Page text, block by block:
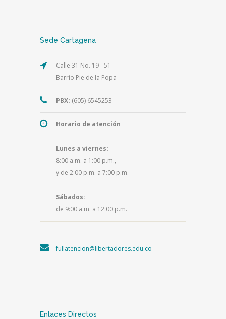
Sede Cartagena
Calle 31 No. 19 - 51
Barrio Pie de la Popa
PBX: (605) 6545253
Horario de atención
Lunes a viernes:
8:00 a.m. a 1:00 p.m.,
y de 2:00 p.m. a 7:00 p.m.
Sábados:
de 9:00 a.m. a 12:00 p.m.
fullatencion@libertadores.edu.co
Enlaces Directos